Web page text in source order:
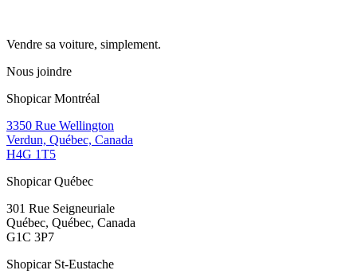
Vendre sa voiture, simplement.
Nous joindre
Shopicar Montréal
3350 Rue Wellington
Verdun, Québec, Canada
H4G 1T5
Shopicar Québec
301 Rue Seigneuriale
Québec, Québec, Canada
G1C 3P7
Shopicar St-Eustache